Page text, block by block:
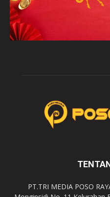
PT.TRI MEDIA POSO